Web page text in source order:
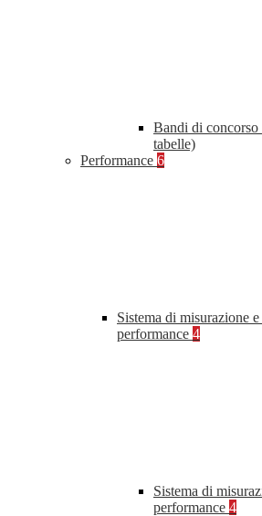
Bandi di
tabelle)
Performance 6
Sistema di misurazione
performance 4
Sistema di
performance 4